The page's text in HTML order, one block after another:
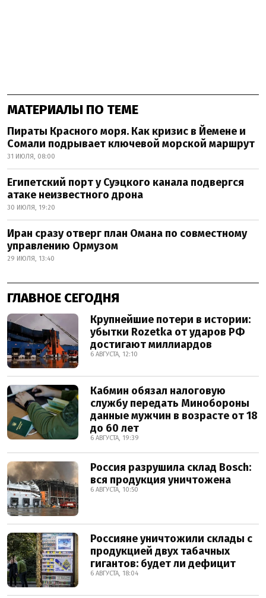
МАТЕРИАЛЫ ПО ТЕМЕ
Пираты Красного моря. Как кризис в Йемене и
Сомали подрывает ключевой морской маршрут
31 ИЮЛЯ, 08:00
Египетский порт у Суэцкого канала подвергся
атаке неизвестного дрона
30 ИЮЛЯ, 19:20
Иран сразу отверг план Омана по совместному
управлению Ормузом
29 ИЮЛЯ, 13:40
ГЛАВНОЕ СЕГОДНЯ
Крупнейшие потери в истории:
убытки Rozetka от ударов РФ
достигают миллиардов
6 АВГУСТА, 12:10
Кабмин обязал налоговую
службу передать Минобороны
данные мужчин в возрасте от 18
до 60 лет
6 АВГУСТА, 19:39
Россия разрушила склад Bosch:
вся продукция уничтожена
6 АВГУСТА, 10:50
Россияне уничтожили склады с
продукцией двух табачных
гигантов: будет ли дефицит
6 АВГУСТА, 18:04